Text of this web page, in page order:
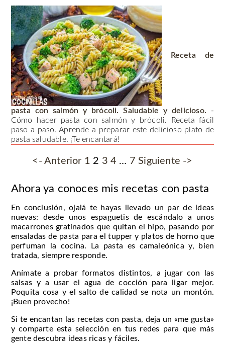
Receta de
pasta con salmón y brócoli. Saludable y delicioso.
-
Cómo hacer pasta con salmón y brócoli. Receta fácil
paso a paso. Aprende a preparar este delicioso plato de
pasta saludable. ¡Te encantará!
<- Anterior 1 2 3 4 … 7 Siguiente ->
Ahora ya conoces mis recetas con pasta
En conclusión, ojalá te hayas llevado un par de ideas
nuevas: desde unos espaguetis de escándalo a unos
macarrones gratinados que quitan el hipo, pasando por
ensaladas de pasta para el tupper y platos de horno que
perfuman la cocina. La pasta es camaleónica y, bien
tratada, siempre responde.
Anímate a probar formatos distintos, a jugar con las
salsas y a usar el agua de cocción para ligar mejor.
Poquita cosa y el salto de calidad se nota un montón.
¡Buen provecho!
Si te encantan las recetas con pasta, deja un «me gusta»
y comparte esta selección en tus redes para que más
gente descubra ideas ricas y fáciles.